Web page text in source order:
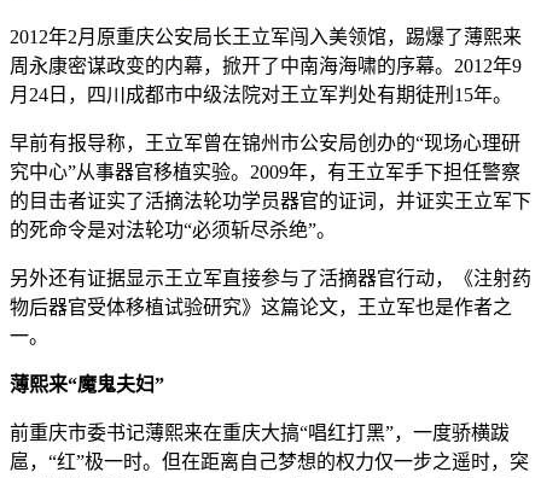
2012年2月原重庆公安局长王立军闯入美领馆，踢爆了薄熙来
周永康密谋政变的内幕，掀开了中南海海啸的序幕。2012年9
月24日，四川成都市中级法院对王立军判处有期徒刑15年。
早前有报导称，王立军曾在锦州市公安局创办的“现场心理研
究中心”从事器官移植实验。2009年，有王立军手下担任警察
的目击者证实了活摘法轮功学员器官的证词，并证实王立军下
的死命令是对法轮功“必须斩尽杀绝”。
另外还有证据显示王立军直接参与了活摘器官行动，《注射药
物后器官受体移植试验研究》这篇论文，王立军也是作者之
一。
薄熙来“魔鬼夫妇”
前重庆市委书记薄熙来在重庆大搞“唱红打黑”，一度骄横跋
扈，“红”极一时。但在距离自己梦想的权力仅一步之遥时，突